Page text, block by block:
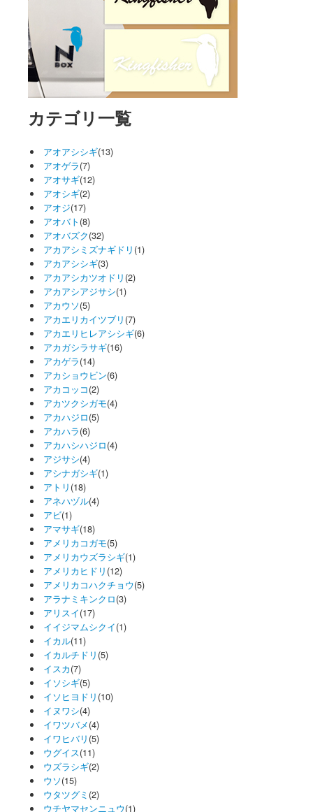
カテゴリ一覧
アオアシシギ(13)
アオゲラ(7)
アオサギ(12)
アオシギ(2)
アオジ(17)
アオバト (8)
アオバズク(32)
アカアシミズナギドリ (1)
アカアシシギ(3)
アカアシカツオドリ (2)
アカアシアジサシ(1)
アカウソ(5)
アカエリカイツブリ (7)
アカエリヒレアシシギ(6)
アカガシラサギ(16)
アカゲラ(14)
アカショウビン(6)
アカコッコ(2)
アカツクシガモ(4)
アカハジロ(5)
アカハラ(6)
アカハシハジロ(4)
アジサシ(4)
アシナガシギ(1)
アトリ (18)
アネハヅル(4)
アビ(1)
アマサギ(18)
アメリカコガモ(5)
アメリカウズラシギ(1)
アメリカヒドリ (12)
アメリカコハクチョウ(5)
アラナミキンクロ(3)
アリスイ(17)
イイジマムシクイ(1)
イカル(11)
イカルチドリ (5)
イスカ(7)
イソシギ(5)
イソヒヨドリ (10)
イヌワシ(4)
イワツバメ(4)
イワヒバリ (5)
ウグイス(11)
ウズラシギ(2)
ウソ(15)
ウタツグミ (2)
ウチヤマセンニュウ(1)